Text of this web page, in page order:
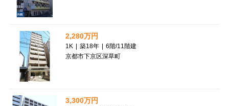
2,280万円
1K | 築18年 | 6階/11階建
京都市下京区深草町
3,300万円